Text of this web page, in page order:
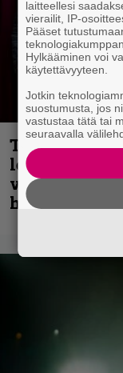
Thrash ’n’
videolla –
helvetin
laitteellesi
vierailit, IP-
Pääset
Hylkääminen voi
käytettävyyteen.
Jotkin
suostumusta, jos
vastustaa tätä tai
seuraavalla